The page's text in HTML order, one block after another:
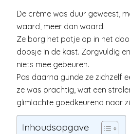
De crème was duur geweest,
waard, meer dan waard.
Ze borg het potje op in het
doosje in de kast. Zorgvuldig
niets mee gebeuren.
Pas daarna gunde ze zichzelf
ze was prachtig, wat een
glimlachte goedkeurend naar
Inhoudsopgave